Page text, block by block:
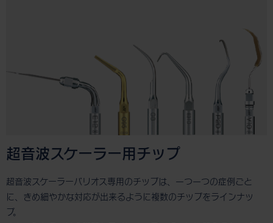
超音波スケーラー用チップ
超音波スケーラーバリオス専用のチップは、一つ一つの症例ごと
に、きめ細やかな対応が出来るように複数のチップをラインナッ
プ。